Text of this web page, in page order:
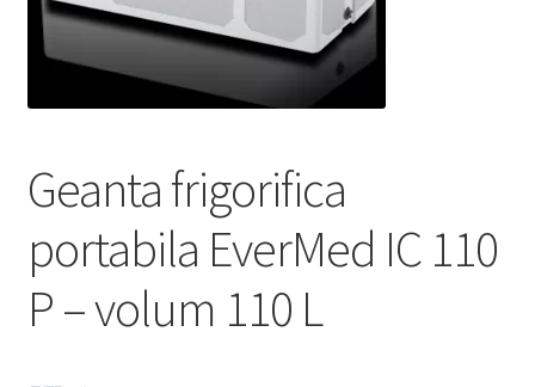
Service
Contact
Geanta frigorifica
portabila EverMed IC 110
P – volum 110 L